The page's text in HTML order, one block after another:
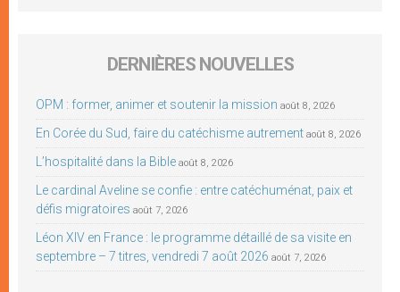
DERNIÈRES NOUVELLES
OPM : former, animer et soutenir la mission août 8, 2026
En Corée du Sud, faire du catéchisme autrement août 8, 2026
L’hospitalité dans la Bible août 8, 2026
Le cardinal Aveline se confie : entre catéchuménat, paix et
défis migratoires août 7, 2026
Léon XIV en France : le programme détaillé de sa visite en
septembre – 7 titres, vendredi 7 août 2026 août 7, 2026